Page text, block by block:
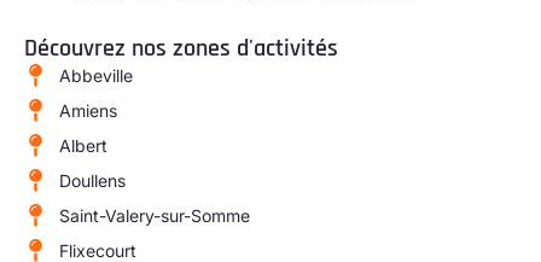
Découvrez nos zones d'activités
Abbeville
Amiens
Albert
Doullens
Saint-Valery-sur-Somme
Flixecourt